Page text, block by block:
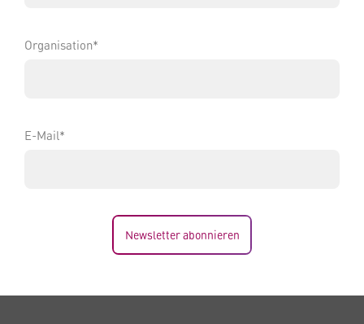
Organisation*
E-Mail*
Newsletter abonnieren